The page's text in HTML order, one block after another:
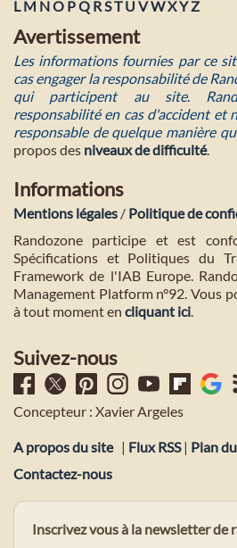
L M NO PQ RST U VWXYZ
Avertissement
Les informations fournies par ce
cas engager la responsabilité de
qui participent au site.
responsabilité en cas d'accident et
responsable de quelque manière
propos des niveaux de difficulté.
Informations
Mentions légales / Politique de
Randozone participe et est
Spécifications et Politiques du
Framework de l'IAB Europe.
Management Platform n°92. Vous
à tout moment en cliquant ici.
Suivez-nous
Concepteur : Xavier Argeles
A propos du site | Flux RSS| Plan
Contactez-nous
Inscrivez vous à la newsletter de